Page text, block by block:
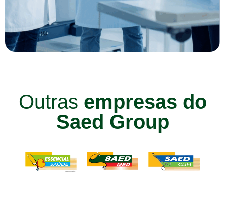
Outras empresas do
Saed Group